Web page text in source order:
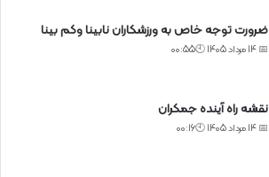
ضرورت توجه خاص به ورزشکاران نابینا وکم بینا
📅 14 مرداد 1405 🕙00:55
نقشه راه آینده جمکران
📅 14 مرداد 1405 🕙00:16